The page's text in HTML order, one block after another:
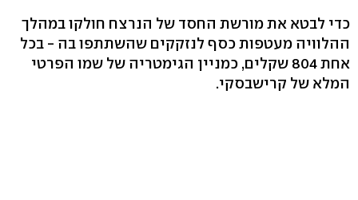
כדי לבטא את מורשת החסד של הנרצח חולקו במהלך
ההלוויה מעטפות כסף לנזקקים שהשתתפו בה - בכל
אחת 804 שקלים, כמניין הגימטריה של שמו הפרטי
המלא של קרישבסקי.